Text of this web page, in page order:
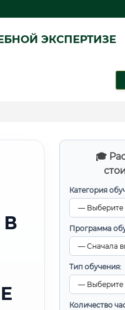
ЭКСПЕРТИЗЕ
🎓
Категория
Программа
Тип обучения:
Количество